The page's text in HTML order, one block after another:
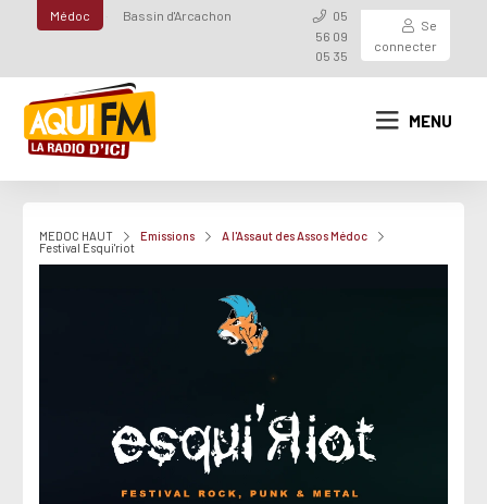
Médoc Bassin d'Arcachon
05
56 09
05 35
Se
connecter
MENU
MEDOC HAUT Emissions
A l'Assaut des Assos Médoc
Festival Esqui'riot